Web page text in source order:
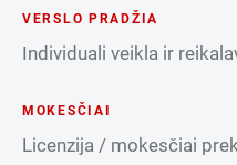
VERSLO PRADŽIA
Individuali veikla ir
MOKESČIAI
Licenzija / mokesčiai